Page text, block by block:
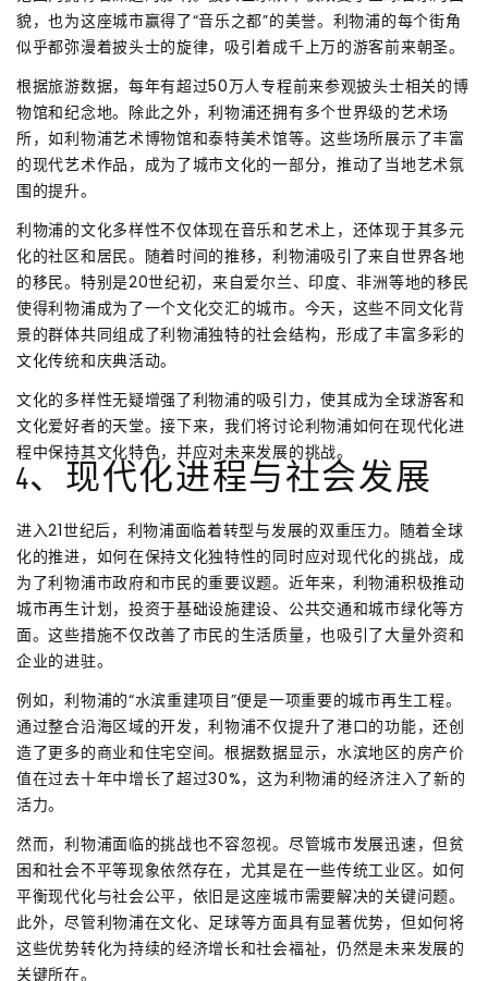
貌，也为这座城市赢得了“音乐之都”的美誉。利物浦的每个街角
似乎都弥漫着披头士的旋律，吸引着成千上万的游客前来朝圣。
根据旅游数据，每年有超过50万人专程前来参观披头士相关的博
物馆和纪念地。除此之外，利物浦还拥有多个世界级的艺术场
所，如利物浦艺术博物馆和泰特美术馆等。这些场所展示了丰富
的现代艺术作品，成为了城市文化的一部分，推动了当地艺术氛
围的提升。
利物浦的文化多样性不仅体现在音乐和艺术上，还体现于其多元
化的社区和居民。随着时间的推移，利物浦吸引了来自世界各地
的移民。特别是20世纪初，来自爱尔兰、印度、非洲等地的移民
使得利物浦成为了一个文化交汇的城市。今天，这些不同文化背
景的群体共同组成了利物浦独特的社会结构，形成了丰富多彩的
文化传统和庆典活动。
文化的多样性无疑增强了利物浦的吸引力，使其成为全球游客和
文化爱好者的天堂。接下来，我们将讨论利物浦如何在现代化进
程中保持其文化特色，并应对未来发展的挑战。
4、现代化进程与社会发展
进入21世纪后，利物浦面临着转型与发展的双重压力。随着全球
化的推进，如何在保持文化独特性的同时应对现代化的挑战，成
为了利物浦市政府和市民的重要议题。近年来，利物浦积极推动
城市再生计划，投资于基础设施建设、公共交通和城市绿化等方
面。这些措施不仅改善了市民的生活质量，也吸引了大量外资和
企业的进驻。
例如，利物浦的“水滨重建项目”便是一项重要的城市再生工程。
通过整合沿海区域的开发，利物浦不仅提升了港口的功能，还创
造了更多的商业和住宅空间。根据数据显示，水滨地区的房产价
值在过去十年中增长了超过30%，这为利物浦的经济注入了新的
活力。
然而，利物浦面临的挑战也不容忽视。尽管城市发展迅速，但贫
困和社会不平等现象依然存在，尤其是在一些传统工业区。如何
平衡现代化与社会公平，依旧是这座城市需要解决的关键问题。
此外，尽管利物浦在文化、足球等方面具有显著优势，但如何将
这些优势转化为持续的经济增长和社会福祉，仍然是未来发展的
关键所在。